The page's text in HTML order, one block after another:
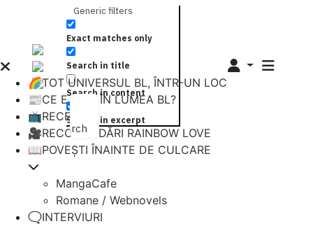
Search
Generic filters
Exact matches only
Search in title
Search in content
Search in excerpt
🌈TOT UNIVERSUL BL, ÎNTR-UN LOC
📰CE E NOU ÎN LUMEA BL?
📺RECENZII
🎥RECOMANDĂRI RAINBOW LOVE
📖POVEȘTI ÎNAINTE DE CULCARE
MangaCafe
Romane / Webnovels
🗨️INTERVIURI